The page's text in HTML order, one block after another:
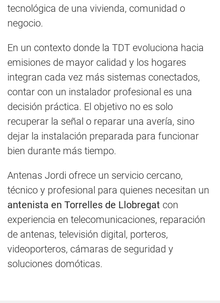
tecnológica de una vivienda, comunidad o
negocio.
En un contexto donde la TDT evoluciona hacia
emisiones de mayor calidad y los hogares
integran cada vez más sistemas conectados,
contar con un instalador profesional es una
decisión práctica. El objetivo no es solo
recuperar la señal o reparar una avería, sino
dejar la instalación preparada para funcionar
bien durante más tiempo.
Antenas Jordi ofrece un servicio cercano,
técnico y profesional para quienes necesitan un
antenista en Torrelles de Llobregat con
experiencia en telecomunicaciones, reparación
de antenas, televisión digital, porteros,
videoporteros, cámaras de seguridad y
soluciones domóticas.